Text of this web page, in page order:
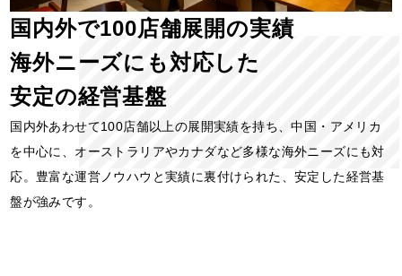
国内外で100店舗展開の実績
海外ニーズにも対応した
安定の経営基盤
国内外あわせて100店舗以上の展開実績を持ち、中国・アメリカ
を中心に、オーストラリアやカナダなど多様な海外ニーズにも対
応。豊富な運営ノウハウと実績に裏付けられた、安定した経営基
盤が強みです。